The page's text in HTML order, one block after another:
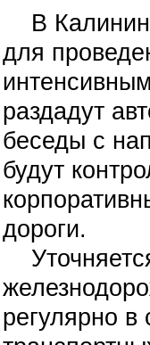
В
для
раздадут
беседы с
будут
дороги.
регулярно